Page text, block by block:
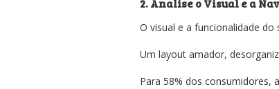
2. Analise o Visual e a
O visual e a funcionalidade
Um layout amador,
Para 58% dos consumidores,